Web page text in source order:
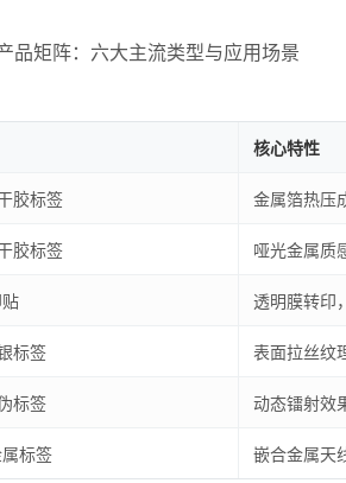
品矩阵：六大主流类型与应用场景
核心特性
胶标签 金属箔热压
胶标签 哑光金属质
透明膜转印
标签 表面拉丝纹
标签 动态镭射效
标签 嵌合金属天